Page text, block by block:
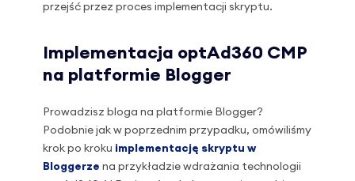
przejść przez proces implementacji skryptu.
Implementacja optAd360 CMP
na platformie Blogger
Prowadzisz bloga na platformie Blogger?
Podobnie jak w poprzednim przypadku, omówiliśmy
krok po kroku implementację skryptu w
Bloggerze na przykładzie wdrażania technologii